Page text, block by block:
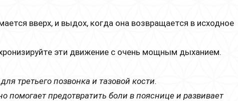
вверх, и выдох, когда она возвращается в исходное
эти движение с очень мощным дыханием.
третьего позвонка и тазовой кости.
предотвратить боли в пояснице и развивает